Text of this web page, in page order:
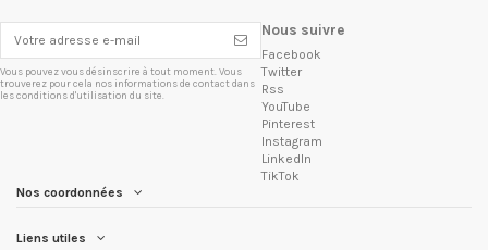
Vous pouvez vous désinscrire à tout moment. Vous
trouverez pour cela nos informations de contact dans
les conditions d'utilisation du site.
Nous suivre
Facebook
Twitter
Rss
YouTube
Pinterest
Instagram
LinkedIn
TikTok
Nos coordonnées
Liens utiles